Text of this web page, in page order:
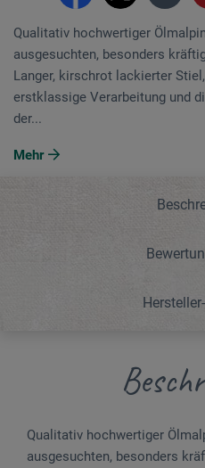
Qualitativ hochwertiger
ausgesuchten, besonders
Langer, kirschrot lackierter
erstklassige Verarbeitung und
der...
Mehr
Qualitativ hochwertiger
ausgesuchten, besonders